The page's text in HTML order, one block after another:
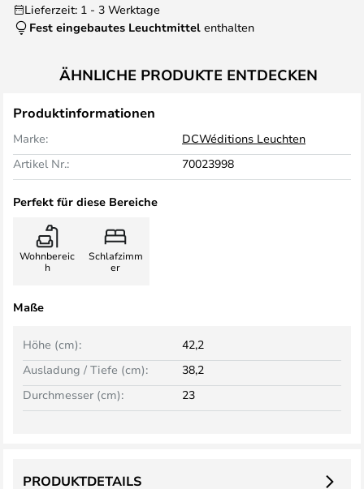
Lieferzeit: 1 - 3 Werktage
Fest eingebautes Leuchtmittel enthalten
ÄHNLICHE PRODUKTE ENTDECKEN
Produktinformationen
Marke:
DCWéditions Leuchten
Artikel Nr.:
70023998
Perfekt für diese Bereiche
Wohnbereic
h
Schlafzimm
er
Maße
Höhe (cm):
42,2
Ausladung / Tiefe (cm):
38,2
Durchmesser (cm):
23
PRODUKTDETAILS